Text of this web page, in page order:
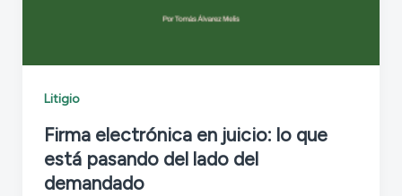
Litigio
Firma electrónica en juicio: lo que
está pasando del lado del
demandado